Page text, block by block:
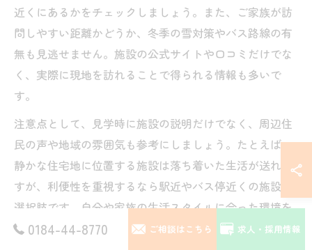
近くにあるかをチェックしましょう。また、ご家族が訪
問しやすい距離かどうか、冬季の雪対策やバス路線の有
無も見逃せません。施設の公式サイトや口コミだけでな
く、実際に現地を訪れることで得られる情報も多いで
す。
注意点として、見学時に施設の説明だけでなく、周辺住
民の声や地域の雰囲気も参考にしましょう。たとえば、
静かな住宅地に位置する施設は落ち着いた生活が送れま
すが、利便性を重視するなら駅近やバス停近くの施設も
選択肢です。自分や家族の生活スタイルに合った環境を
選ぶことで、長期にわたって快適に過ごすことができま
0184-44-8770 ご相談はこちら 求人・採用情報